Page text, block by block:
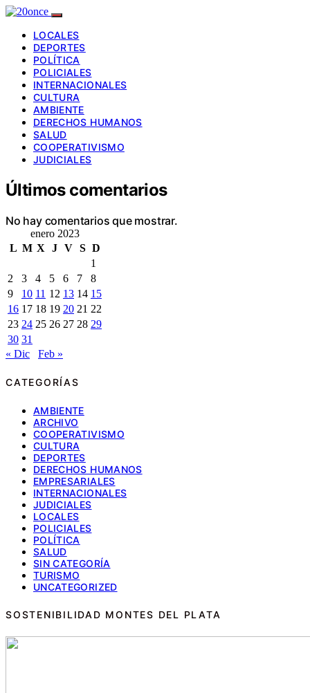
LOCALES
DEPORTES
POLÍTICA
POLICIALES
INTERNACIONALES
CULTURA
AMBIENTE
DERECHOS HUMANOS
SALUD
COOPERATIVISMO
JUDICIALES
Últimos comentarios
No hay comentarios que mostrar.
enero 2023
L M X J V S D
1
2
3 4 5 6 7
8
9
10 11 12 13 14 15
16 17 18 19 20 21 22
23 24 25 26 27 28 29
30 31
« Dic
Feb »
CATEGORÍAS
AMBIENTE
ARCHIVO
COOPERATIVISMO
CULTURA
DEPORTES
DERECHOS HUMANOS
EMPRESARIALES
INTERNACIONALES
JUDICIALES
LOCALES
POLICIALES
POLÍTICA
SALUD
SIN CATEGORÍA
TURISMO
UNCATEGORIZED
SOSTENIBILIDAD MONTES DEL PLATA